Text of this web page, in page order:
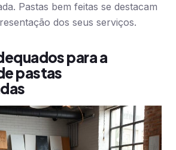
Pastas bem feitas se destacam
dos seus serviços.
para a
pastas